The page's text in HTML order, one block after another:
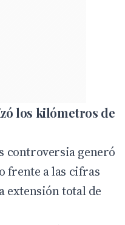
los kilómetros de
controversia generó
frente a las cifras
extensión total de